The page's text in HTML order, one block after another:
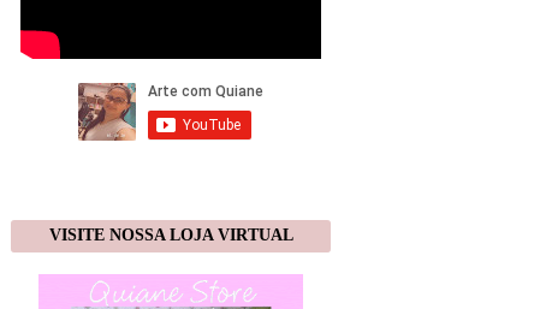
VISITE NOSSA LOJA VIRTUAL